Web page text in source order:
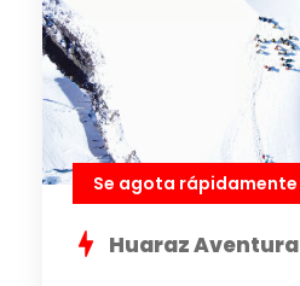
Se agota rápidamente
Huaraz Aventura